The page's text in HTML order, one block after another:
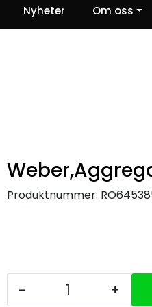
Nyheter Om oss
Produktnummer:
- +